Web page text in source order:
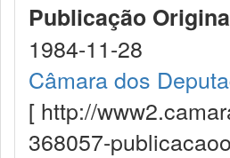
Publicação
1984-11-28
Câmara dos
[ http://
368057-